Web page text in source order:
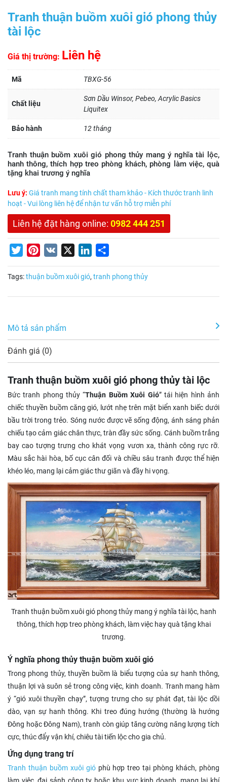
Tranh thuận buồm xuôi gió phong thủy
tài lộc
Giá thị trường: Liên hệ
Mã TBXG-56
Chất liệu
Sơn Dầu Winsor, Pebeo, Acrylic Basics
Liquitex
Bảo hành 12 tháng
Tranh thuận buồm xuôi gió phong thủy mang ý nghĩa tài lộc,
hanh thông, thích hợp treo phòng khách, phòng làm việc, quà
tặng khai trương ý nghĩa
Lưu ý: Giá tranh mang tính chất tham khảo - Kích thước tranh linh
hoạt - Vui lòng liên hệ để nhận tư vấn hỗ trợ miễn phí
Liên hệ đặt hàng online: 0982 444 251
TwitterPinterest
VK LinkedIn
Tags:thuận buồm xuôi gió, tranh phong thủy
Mô tả sản phẩm
Đánh giá (0)
Tranh thuận buồm xuôi gió phong thủy tài lộc
Bức tranh phong thủy “Thuận Buồm Xuôi Gió” tái hiện hình ảnh
chiếc thuyền buồm căng gió, lướt nhẹ trên mặt biển xanh biếc dưới
bầu trời trong trẻo. Sóng nước được vẽ sống động, ánh sáng phản
chiếu tạo cảm giác chân thực, tràn đầy sức sống. Cánh buồm trắng
bay cao tượng trưng cho khát vọng vươn xa, thành công rực rỡ.
Màu sắc hài hòa, bố cục cân đối và chiều sâu tranh được thể hiện
khéo léo, mang lại cảm giác thư giãn và đầy hi vọng.
Tranh thuận buồm xuôi gió phong thủy mang ý nghĩa tài lộc, hanh
thông, thích hợp treo phòng khách, làm việc hay quà tặng khai
trương.
Ý nghĩa phong thủy thuận buồm xuôi gió
Trong phong thủy, thuyền buồm là biểu tượng của sự hanh thông,
thuận lợi và suôn sẻ trong công việc, kinh doanh. Tranh mang hàm
ý “gió xuôi thuyền chạy”, tượng trưng cho sự phát đạt, tài lộc dồi
dào, vạn sự hanh thông. Khi treo đúng hướng (thường là hướng
Đông hoặc Đông Nam), tranh còn giúp tăng cường năng lượng tích
cực, thúc đẩy vận khí, chiêu tài tiến lộc cho gia chủ.
Ứng dụng trang trí
Tranh thuận buồm xuôi gióphù hợp treo tại phòng khách, phòng